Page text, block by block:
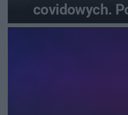
covidowych.
prokurator